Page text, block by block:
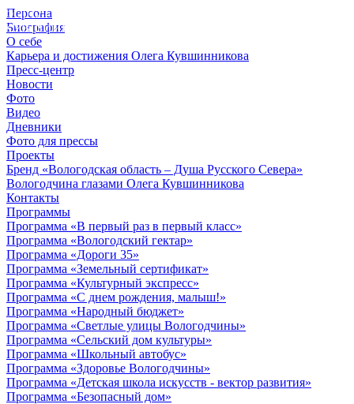
Персона
Биография
О себе
Карьера и достижения Олега Кувшинникова
Пресс-центр
Новости
Фото
Видео
Дневники
Фото для прессы
Проекты
Бренд «Вологодская область – Душа Русского Севера»
Вологодчина глазами Олега Кувшинникова
Контакты
Программы
Программа «В первый раз в первый класс»
Программа «Вологодский гектар»
Программа «Дороги 35»
Программа «Земельный сертификат»
Программа «Культурный экспресс»
Программа «С днем рождения, малыш!»
Программа «Народный бюджет»
Программа «Светлые улицы Вологодчины»
Программа «Сельский дом культуры»
Программа «Школьный автобус»
Программа «Здоровье Вологодчины»
Программа «Детская школа искусств - вектор развития»
Программа «Безопасный дом»
© 2012 - 2023,
КУВШИННИКОВ О.А.